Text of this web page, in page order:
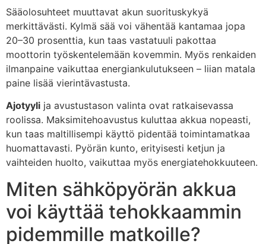
Sääolosuhteet muuttavat akun suorituskykyä
merkittävästi. Kylmä sää voi vähentää kantamaa jopa
20–30 prosenttia, kun taas vastatuuli pakottaa
moottorin työskentelemään kovemmin. Myös renkaiden
ilmanpaine vaikuttaa energiankulutukseen – liian matala
paine lisää vierintävastusta.
Ajotyyli ja avustustason valinta ovat ratkaisevassa
roolissa. Maksimitehoavustus kuluttaa akkua nopeasti,
kun taas maltillisempi käyttö pidentää toimintamatkaa
huomattavasti. Pyörän kunto, erityisesti ketjun ja
vaihteiden huolto, vaikuttaa myös energiatehokkuuteen.
Miten sähköpyörän akkua
voi käyttää tehokkaammin
pidemmille matkoille?